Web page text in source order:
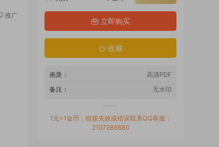
推广
立即购买
收藏
画质：
高清PDF
备注：
无水印
1元=1金币，链接失效或错误联系QQ客服：
2107286680